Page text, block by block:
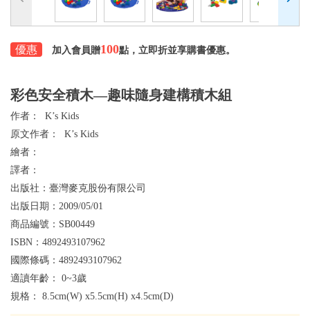
優惠 加入會員贈100點，立即折並享購書優惠。
彩色安全積木—趣味隨身建構積木組
作者：
K’s Kids
原文作者：
K’s Kids
繪者：
譯者：
出版社： 臺灣麥克股份有限公司
出版日期： 2009/05/01
商品編號： SB00449
ISBN： 4892493107962
國際條碼： 4892493107962
適讀年齡： 0~3歲
規格： 8.5cm(W) x5.5cm(H) x4.5cm(D)